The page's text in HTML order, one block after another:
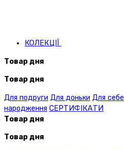
КОЛЕКЦІЇ
Товар дня
Товар дня
Для подруги Для доньки Для себе
народження СЕРТИФІКАТИ
Товар дня
Товар дня